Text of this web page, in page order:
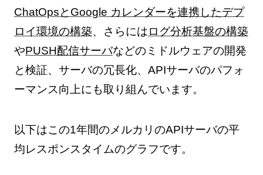
ChatOpsとGoogle カレンダーを連携したデプ
ロイ環境の構築、さらにはログ分析基盤の構築
やPUSH配信サーバなどのミドルウェアの開発
と検証、サーバの冗長化、APIサーバのパフォ
ーマンス向上にも取り組んでいます。
以下はこの1年間のメルカリのAPIサーバの平
均レスポンスタイムのグラフです。